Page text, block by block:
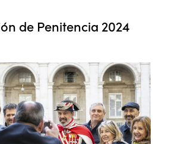
de Penitencia 2024